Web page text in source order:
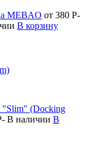
MEBAO от 380 Р-
В корзину
"Slim" (Docking
- В наличии В